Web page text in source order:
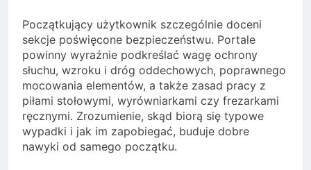
Początkujący użytkownik szczególnie doceni
sekcje poświęcone bezpieczeństwu. Portale
powinny wyraźnie podkreślać wagę ochrony
słuchu, wzroku i dróg oddechowych, poprawnego
mocowania elementów, a także zasad pracy z
piłami stołowymi, wyrówniarkami czy frezarkami
ręcznymi. Zrozumienie, skąd biorą się typowe
wypadki i jak im zapobiegać, buduje dobre
nawyki od samego początku.